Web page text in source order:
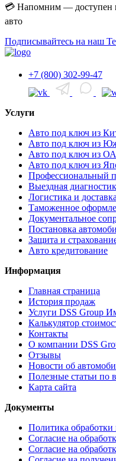
💳 Напомним — доступен
авто
Подписывайтесь на наш
+7 (800) 302-99-47
Услуги
Авто под ключ из
Авто под ключ из
Авто под ключ из
Авто под ключ из
Профессиональный
Выездная
Логистика и
Таможенное
Документальное
Постановка
Защита и
Авто кредитование
Информация
Главная страница
История продаж
Услуги DSS Group
Калькулятор
Контакты
О компании DSS
Отзывы
Новости об
Полезные статьи по
Карта сайта
Документы
Политика
Согласие на
Согласие на